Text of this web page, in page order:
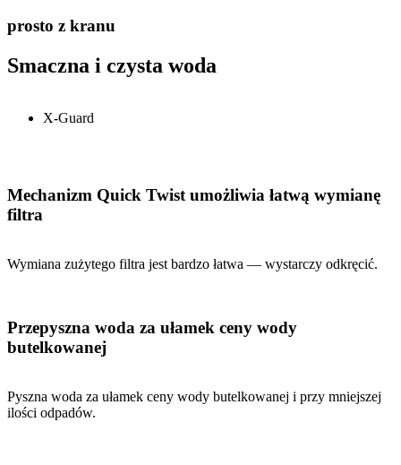
prosto z kranu
Smaczna i czysta woda
X-Guard
Mechanizm Quick Twist umożliwia łatwą wymianę
filtra
Wymiana zużytego filtra jest bardzo łatwa — wystarczy odkręcić.
Przepyszna woda za ułamek ceny wody
butelkowanej
Pyszna woda za ułamek ceny wody butelkowanej i przy mniejszej
ilości odpadów.